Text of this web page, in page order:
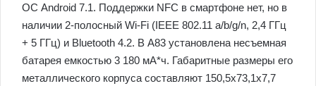
ОС Android 7.1. Поддержки NFC в смартфоне нет, но в
наличии 2-полосный Wi-Fi (IEEE 802.11 a/b/g/n, 2,4 ГГц
+ 5 ГГц) и Bluetooth 4.2. В A83 установлена несъемная
батарея емкостью 3 180 мА*ч. Габаритные размеры его
металлического корпуса составляют 150,5х73,1х7,7